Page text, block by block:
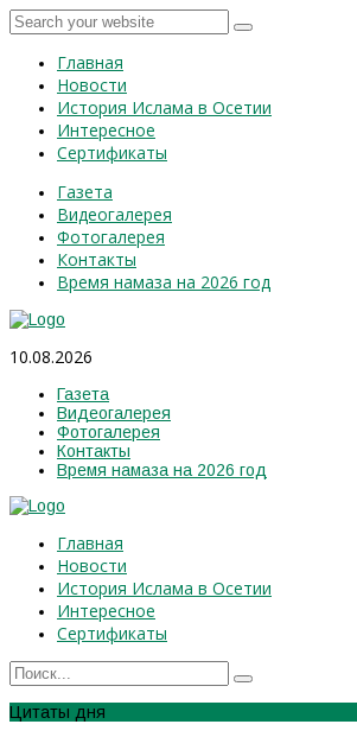
Главная
Новости
История Ислама в Осетии
Интересное
Сертификаты
Газета
Видеогалерея
Фотогалерея
Контакты
Время намаза на 2026 год
10.08.2026
Газета
Видеогалерея
Фотогалерея
Контакты
Время намаза на 2026 год
Главная
Новости
История Ислама в Осетии
Интересное
Сертификаты
Цитаты дня